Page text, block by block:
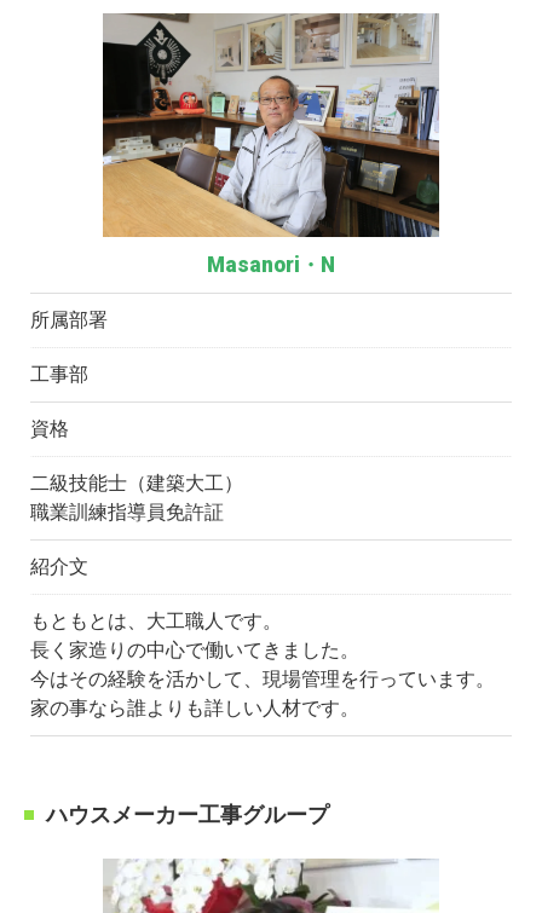
Masanori・N
所属部署
工事部
資格
二級技能士（建築大工）
職業訓練指導員免許証
紹介文
もともとは、大工職人です。
長く家造りの中心で働いてきました。
今はその経験を活かして、現場管理を行っています。
家の事なら誰よりも詳しい人材です。
ハウスメーカー工事グループ